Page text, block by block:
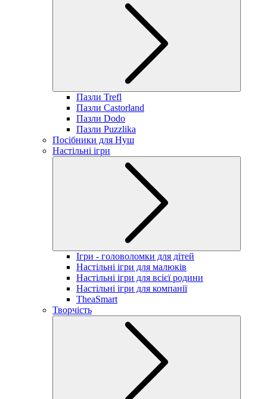
Пазли Trefl
Пазли Castorland
Пазли Dodo
Пазли Puzzlika
Посібники для Нуш
Настільні ігри
Ігри - головоломки для дітей
Настільні ігри для малюків
Настільні ігри для всієї родини
Настільні ігри для компанії
TheaSmart
Творчість